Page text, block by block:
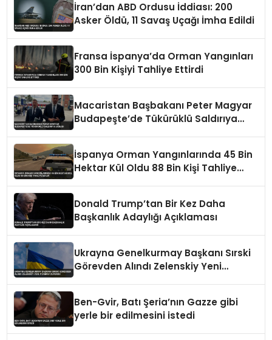
İran’dan ABD Ordusu İddiası: 200
Asker Öldü, 11 Savaş Uçağı İmha Edildi
Fransa İspanya’da Orman Yangınları
300 Bin Kişiyi Tahliye Ettirdi
Macaristan Başbakanı Peter Magyar
Budapeşte’de Tükürüklü Saldırıya
İspanya Orman Yangınlarında 45 Bin
Hektar Kül Oldu 88 Bin Kişi Tahliye
Donald Trump’tan Bir Kez Daha
Başkanlık Adaylığı Açıklaması
Ukrayna Genelkurmay Başkanı Sırski
Görevden Alındı Zelenskiy Yeni
Ben-Gvir, Batı Şeria’nın Gazze gibi
yerle bir edilmesini istedi